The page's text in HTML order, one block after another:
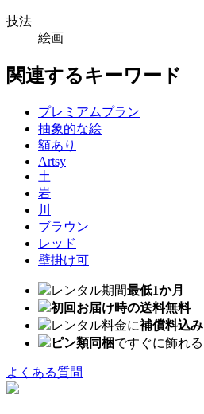
技法
絵画
関連するキーワード
プレミアムプラン
抽象的な絵
額あり
Artsy
土
岩
川
ブラウン
レッド
壁掛け可
レンタル期間最低1か月
初回お届け時の送料無料
レンタル料金に補償料込み
ピン類同梱ですぐに飾れる
よくある質問